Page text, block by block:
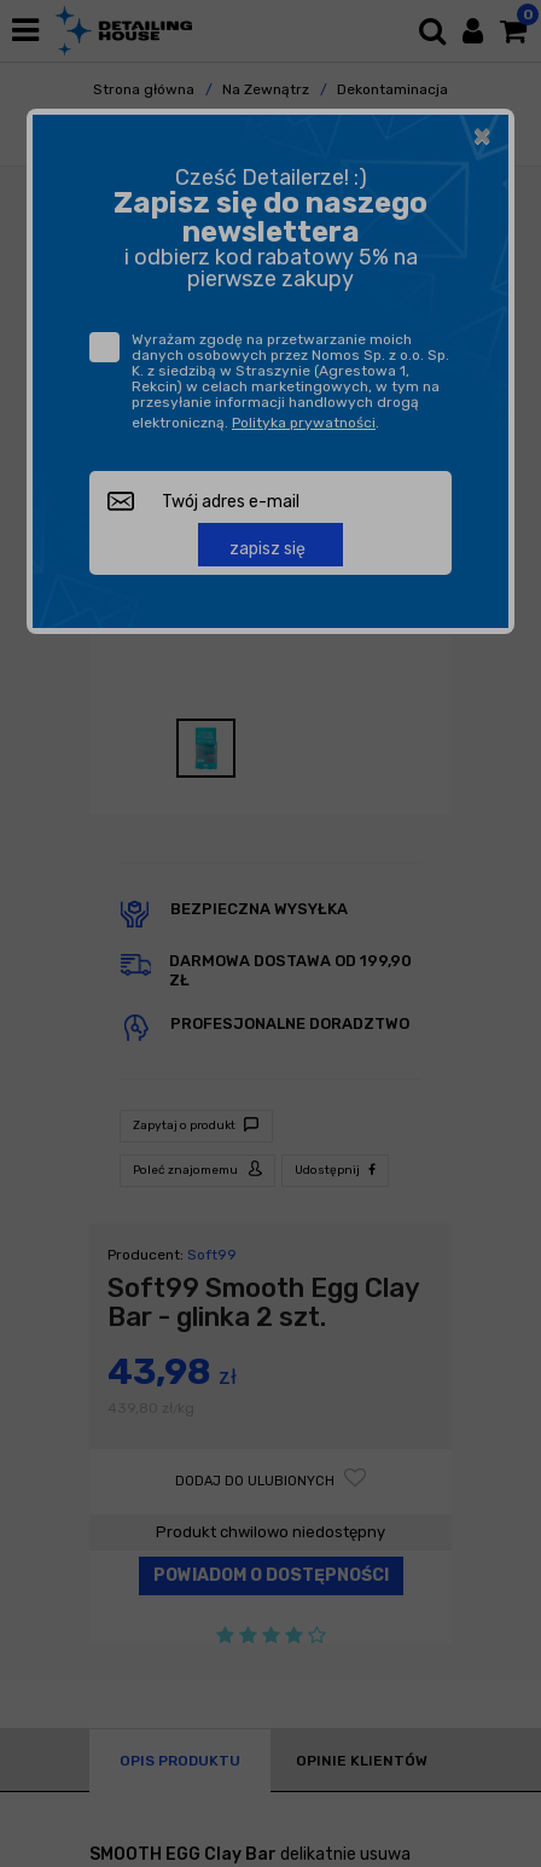
0
Strona główna Na Zewnątrz
Dekontaminacja
Glinki i Lubrykanty
BEZPIECZNA WYSYŁKA
DARMOWA DOSTAWA OD 199,90
ZŁ
PROFESJONALNE DORADZTWO
Zapytaj o produkt
Poleć znajomemu Udostępnij
Producent: Soft99
Soft99 Smooth Egg Clay
Bar - glinka 2 szt.
43,98 zł
DODAJ DO ULUBIONYCH
Produkt chwilowo niedostępny
POWIADOM O DOSTĘPNOŚCI
OPIS PRODUKTU OPINIE KLIENTÓW
SMOOTH EGG Clay Bar delikatnie usuwa
×
Cześć Detailerze! :)
Zapisz się do naszego
newslettera
i odbierz kod rabatowy 5% na
pierwsze zakupy
Wyrażam zgodę na przetwarzanie moich
danych osobowych przez Nomos Sp. z o.o. Sp.
K. z siedzibą w Straszynie (Agrestowa 1,
Rekcin) w celach marketingowych, w tym na
przesyłanie informacji handlowych drogą
elektroniczną. Polityka prywatności.
zapisz się